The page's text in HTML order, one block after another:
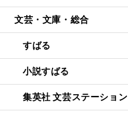
文芸・文庫・総合
すばる
小説すばる
集英社 文芸ステーション